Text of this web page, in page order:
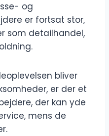
og
er fortsat stor,
som detailhandel,
bliver
er der et
der kan yde
mens de